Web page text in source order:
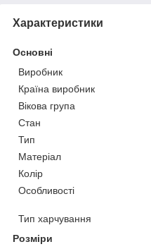
Характеристики
Основні
Виробник
Країна виробник
Вікова група
Стан
Тип
Матеріал
Колір
Особливості
Тип харчування
Розміри